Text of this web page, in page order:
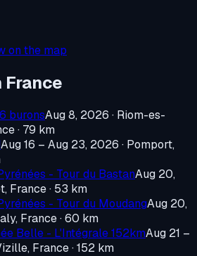
on the map
France
buronsAug 8, 2026 · Riom-es-
· 79 km
Aug 16 – Aug 23, 2026 · Pomport,
- Tour du BastanAug 20,
France· 53 km
- Tour du MoudangAug 20,
France· 60 km
Belle - L'Intégrale 152kmAug 21 –
France· 152 km